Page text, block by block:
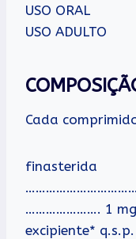
USO ORAL
USO ADULTO
Cada
finasterida
…………………. 1 mg
excipiente* q.s.p.